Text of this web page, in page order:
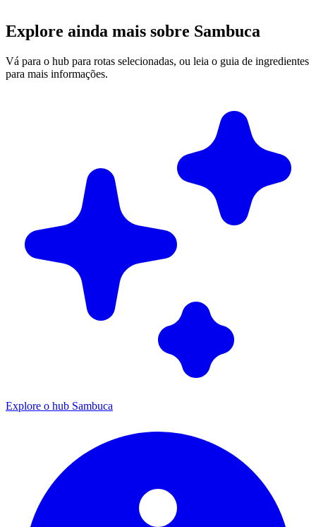
Explore ainda mais sobre Sambuca
Vá para o hub para rotas selecionadas, ou leia o guia de ingredientes
para mais informações.
Explore o hub Sambuca